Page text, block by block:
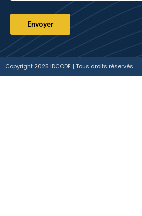
Copyright 2025 IDCODE | Tous droits réservés